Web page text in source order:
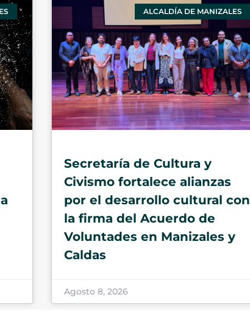
ALCALDÍA DE MANIZALES
Secretaría de Cultura y
Civismo fortalece alianzas
por el desarrollo cultural con
la firma del Acuerdo de
Voluntades en Manizales y
Caldas
Agosto 8, 2026